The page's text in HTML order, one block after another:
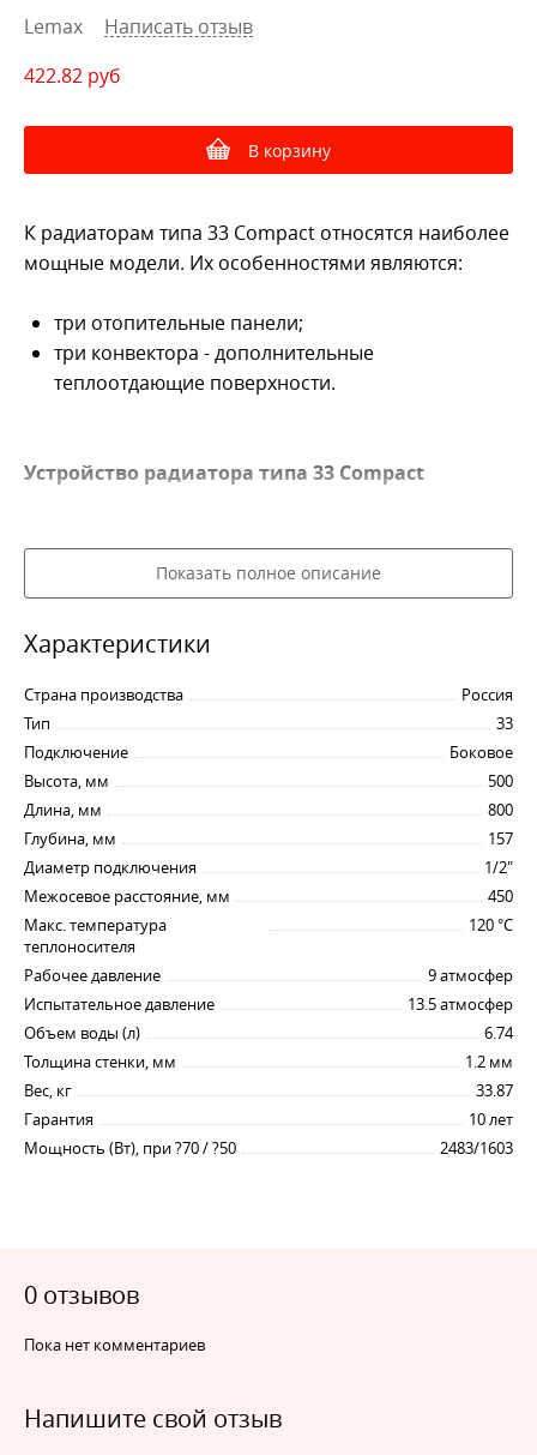
Lemax
Написать отзыв
422.82 руб
В корзину
К радиаторам типа 33 Compact относятся наиболее
мощные модели. Их особенностями являются:
три отопительные панели;
три конвектора - дополнительные
теплоотдающие поверхности.
Устройство радиатора типа 33 Compact
марки 08Ю по технологии контактной сварки
токами высокой частоты, что обеспечивает
отдают тепло конвекторам, которые усиливают
отопительный эффект, направляя в помещение
потоки теплого воздуха. Боковое подключение
дополнительно увеличивает эффективность
радиаторов типа 33, поскольку при таком способе
монтажа создается естественный поток внутри
панелей и они равномерно прогреваются по всей
площади - как в нижней части, так и в верхней.
Применение
Радиаторы типа 33 Compact рекомендованы для
установки в жилых, офисных и административных
помещениях большой площади, а также в
помещениях, выходящих на улицу углами.
Размеры и технические характеристики
характеристиках:
высота 300 мм, 500 мм;
внутренняя резьба отверстий для
Показать полное описание
Характеристики
Страна производства
Россия
Тип
33
Подключение
Боковое
Высота, мм
500
Длина, мм
800
Глубина, мм
157
Диаметр подключения
1/2"
Межосевое расстояние, мм
450
Макс. температура
теплоносителя
120 °C
Рабочее давление
9 атмосфер
Испытательное давление
13.5 атмосфер
Объем воды (л)
6.74
Толщина стенки, мм
1.2 мм
Вес, кг
33.87
Гарантия
10 лет
Мощность (Вт), при ?70 / ?50
2483/1603
0 отзывов
Пока нет комментариев
Напишите свой отзыв